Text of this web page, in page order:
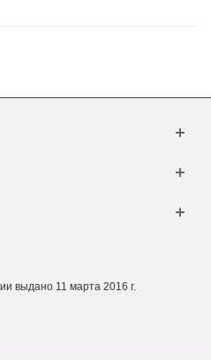
выдано 11 марта 2016 г.